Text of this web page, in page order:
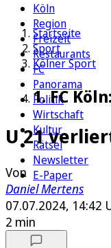
Köln
Region
Freizeit
Restaurants
FC
Panorama
Politik
Wirtschaft
Kultur
Rätsel
Newsletter
E-Paper
Startseite
Sport
Kölner Sport
1. FC
U 21
Von
Daniel Mertens
07.07.2024, 14:42
2 min